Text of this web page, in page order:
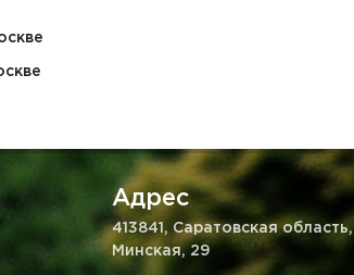
Адрес
413841, Саратовская
Минская, 29